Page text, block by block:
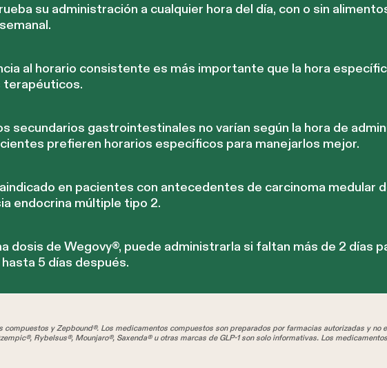
su administración a cualquier hora del día, con o sin
al horario consistente es más importante que la hora
secundarios gastrointestinales no varían según la hora de
prefieren horarios específicos para manejarlos mejor.
en pacientes con antecedentes de carcinoma medular
endocrina múltiple tipo 2.
dosis de Wegovy®, puede administrarla si faltan más de 2 días
5 días después.
compuestos y Zepbound®. Los medicamentos compuestos son preparados por farmacias autorizadas y no
Rybelsus®, Mounjaro®, Saxenda® u otras marcas de GLP-1 son solo informativas. Los